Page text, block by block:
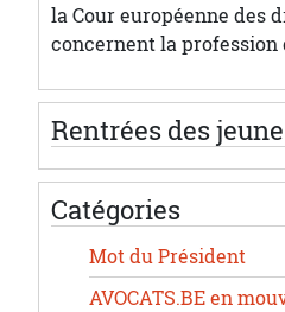
la Cour européenne des
concernent la profession
Rentrées des
Catégories
Mot du Président
AVOCATS.BE en